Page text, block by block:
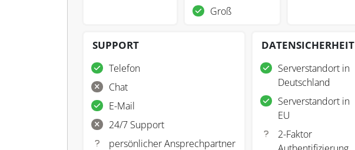
Groß
SUPPORT
Telefon
Chat
E-Mail
24/7 Support
persönlicher Ansprechpartner
DATENSICHERHEIT
Serverstandort in
Deutschland
Serverstandort in
EU
2-Faktor